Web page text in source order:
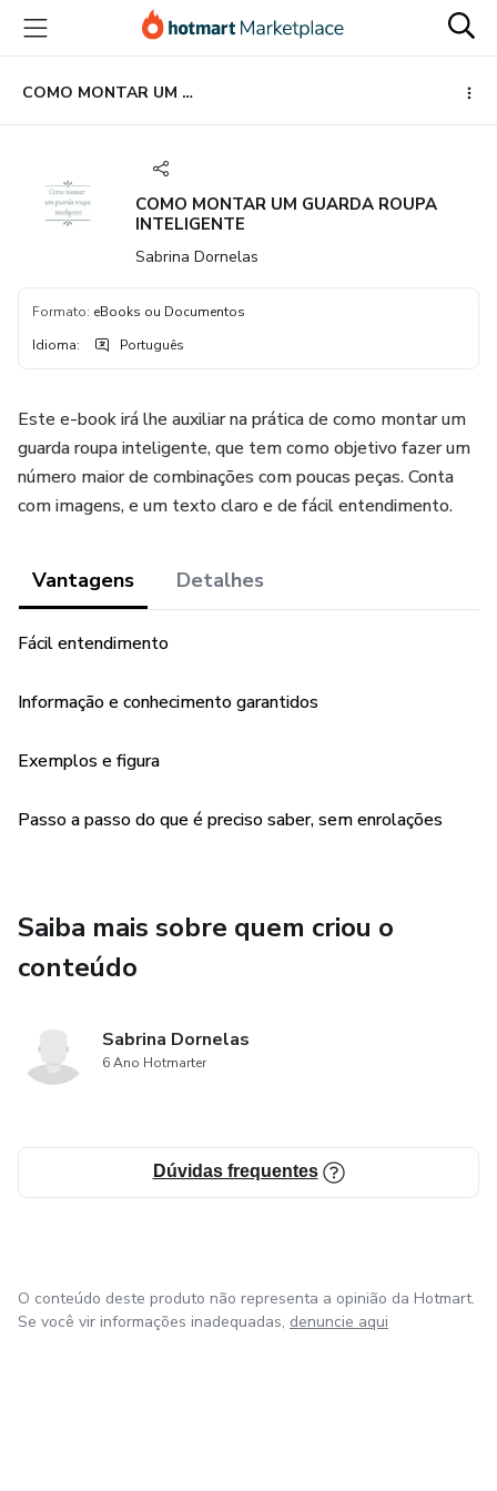
para
conteúdo
principal
para
pagamento
para
rodapé
COMO MONTAR UM GUARDA ROUPA INTELIGENTE
COMO MONTAR UM GUARDA ROUPA
INTELIGENTE
Sabrina Dornelas
Formato: eBooks ou Documentos
Idioma: Português
Este e-book irá lhe auxiliar na prática de como montar um
guarda roupa inteligente, que tem como objetivo fazer um
número maior de combinações com poucas peças. Conta
com imagens, e um texto claro e de fácil entendimento.
Vantagens Detalhes
Fácil entendimento
Informação e conhecimento garantidos
Exemplos e figura
Passo a passo do que é preciso saber, sem enrolações
Saiba mais sobre quem criou o
conteúdo
Sabrina Dornelas
6 Ano Hotmarter
Dúvidas frequentes
O conteúdo deste produto não representa a opinião da Hotmart.
Se você vir informações inadequadas, denuncie aqui